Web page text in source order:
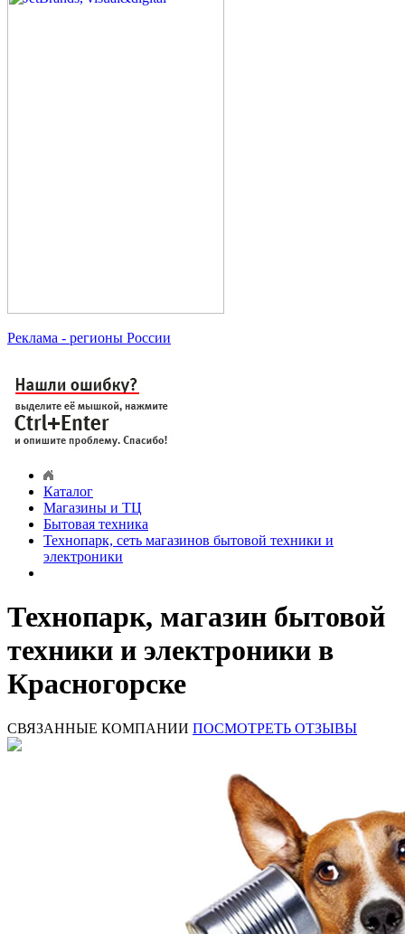
Реклама - регионы России
Каталог
Магазины и ТЦ
Бытовая техника
Технопарк, сеть магазинов бытовой техники и
электроники
Технопарк, магазин бытовой
техники и электроники в
Красногорске
СВЯЗАННЫЕ КОМПАНИИ ПОСМОТРЕТЬ ОТЗЫВЫ